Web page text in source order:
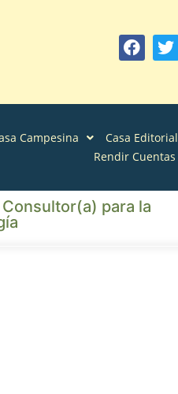
Campesina Casa Editorial
Rendir Cuentas
para la